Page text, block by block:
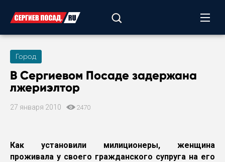
Город
В Сергиевом Посаде задержана
лжериэлтор
27 января 2010 2470
Как установили милиционеры, женщина
проживала у своего гражданского супруга на его